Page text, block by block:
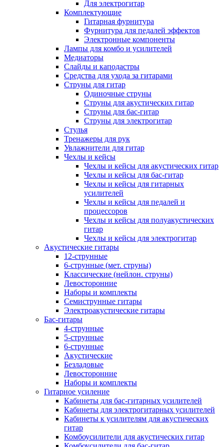
Для электрогитар
Комплектующие
Гитарная фурнитура
Фурнитура для педалей эффектов
Электронные компоненты
Лампы для комбо и усилителей
Медиаторы
Слайды и каподастры
Средства для ухода за гитарами
Струны для гитар
Одиночные струны
Струны для акустических гитар
Струны для бас-гитар
Струны для электрогитар
Стулья
Тренажеры для рук
Увлажнители для гитар
Чехлы и кейсы
Чехлы и кейсы для акустических гитар
Чехлы и кейсы для бас-гитар
Чехлы и кейсы для гитарных
усилителей
Чехлы и кейсы для педалей и
процессоров
Чехлы и кейсы для полуакустических
гитар
Чехлы и кейсы для электрогитар
Акустические гитары
12-струнные
6-струнные (мет. струны)
Классические (нейлон. струны)
Левосторонние
Наборы и комплекты
Семиструнные гитары
Электроакустические гитары
Бас-гитары
4-струнные
5-струнные
6-струнные
Акустические
Безладовые
Левосторонние
Наборы и комплекты
Гитарное усиление
Кабинеты для бас-гитарных усилителей
Кабинеты для электрогитарных усилителей
Кабинеты к усилителям для акустических
гитар
Комбоусилители для акустических гитар